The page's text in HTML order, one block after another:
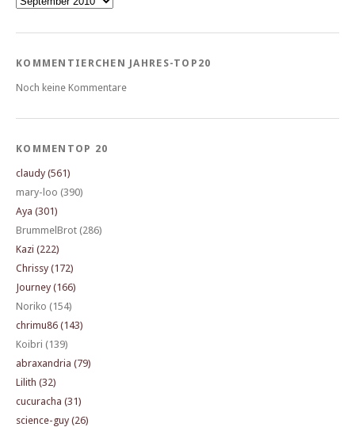
KOMMENTIERCHEN JAHRES-TOP20
Noch keine Kommentare
KOMMENTOP 20
claudy (561)
mary-loo (390)
Aya (301)
BrummelBrot (286)
Kazi (222)
Chrissy (172)
Journey (166)
Noriko (154)
chrimu86 (143)
Koibri (139)
abraxandria (79)
Lilith (32)
cucuracha (31)
science-guy (26)